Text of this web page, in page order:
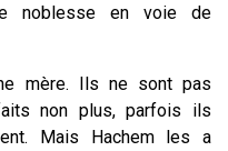
noblesse en voie de
mère. Ils ne sont pas
non plus, parfois ils
Mais Hachem les a